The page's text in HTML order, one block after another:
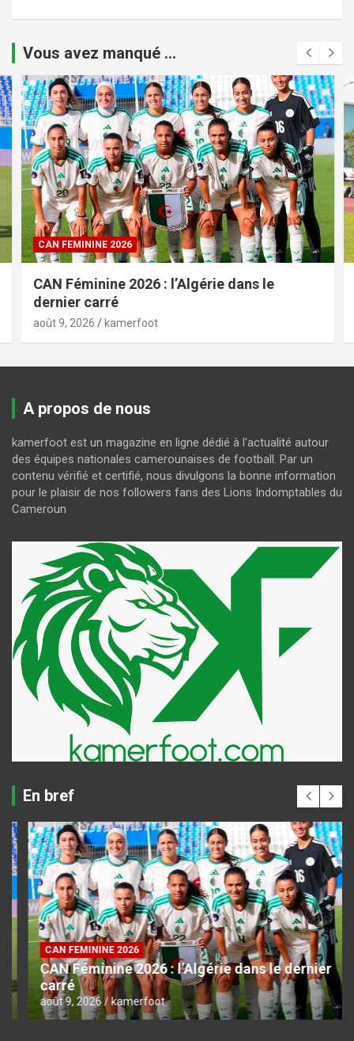
Vous avez manqué ...
CAN FEMININE 2026
CAN Féminine 2026 : l’Algérie dans le
dernier carré
août 9, 2026 kamerfoot
A propos de nous
kamerfoot est un magazine en ligne dédié à l'actualité autour
des équipes nationales camerounaises de football. Par un
contenu vérifié et certifié, nous divulgons la bonne information
pour le plaisir de nos followers fans des Lions Indomptables du
Cameroun
En bref
CAN FEMININE 2026
CAN Féminine 2026 : l’Algérie dans le dernier
carré
août 9, 2026 kamerfoot